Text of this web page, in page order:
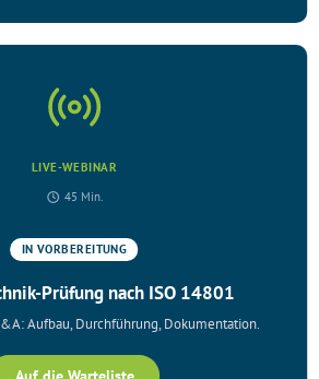
LIVE-WEBINAR
45 Min.
IN VORBEREITUNG
Prüfung nach ISO 14801
Aufbau, Durchführung, Dokumentation.